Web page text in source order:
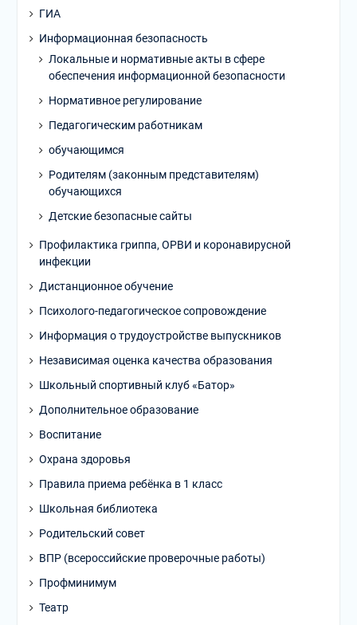
ГИА
Информационная безопасность
Локальные и нормативные акты в сфере
обеспечения информационной безопасности
Нормативное регулирование
Педагогическим работникам
обучающимся
Родителям (законным представителям)
обучающихся
Детские безопасные сайты
Профилактика гриппа, ОРВИ и коронавирусной
инфекции
Дистанционное обучение
Психолого-педагогическое сопровождение
Информация о трудоустройстве выпускников
Независимая оценка качества образования
Школьный спортивный клуб «Батор»
Дополнительное образование
Воспитание
Охрана здоровья
Правила приема ребёнка в 1 класс
Школьная библиотека
Родительский совет
ВПР (всероссийские проверочные работы)
Профминимум
Театр